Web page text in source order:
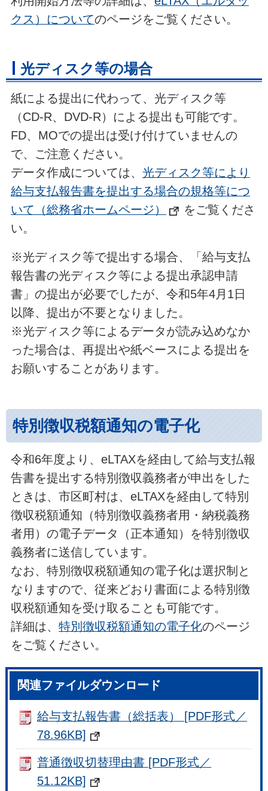
クス）についてのページをご覧ください。
光ディスク等の場合
紙による提出に代わって、光ディスク等
（CD-R、DVD-R）による提出も可能です。
FD、MOでの提出は受け付けていませんの
で、ご注意ください。
データ作成については、 光ディスク等により
給与支払報告書を提出する場合の規格等につ
いて（総務省ホームページ）
をご覧くださ
い。
※光ディスク等で提出する場合、「給与支払
報告書の光ディスク等による提出承認申請
書」の提出が必要でしたが、令和5年4月1日
以降、提出が不要となりました。
※光ディスク等によるデータが読み込めなか
った場合は、再提出や紙ベースによる提出を
お願いすることがあります。
特別徴収税額通知の電子化
令和6年度より、eLTAXを経由して給与支払報
告書を提出する特別徴収義務者が申出をした
ときは、市区町村は、eLTAXを経由して特別
徴収税額通知（特別徴収義務者用・納税義務
者用）の電子データ（正本通知）を特別徴収
義務者に送信しています。
なお、特別徴収税額通知の電子化は選択制と
なりますので、従来どおり書面による特別徴
収税額通知を受け取ることも可能です。
詳細は、 特別徴収税額通知の電子化のページ
をご覧ください。
関連ファイルダウンロード
給与支払報告書（総括表） [PDF形式／
78.96KB]
普通徴収切替理由書 [PDF形式／
51.12KB]